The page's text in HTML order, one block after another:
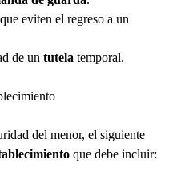
eviten el regreso a un
de un tutela temporal.
del menor, el siguiente
que debe incluir: